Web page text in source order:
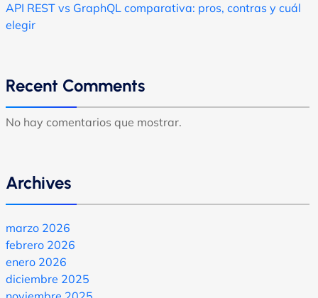
API REST vs GraphQL comparativa: pros, contras y cuál
elegir
Recent Comments
No hay comentarios que mostrar.
Archives
marzo 2026
febrero 2026
enero 2026
diciembre 2025